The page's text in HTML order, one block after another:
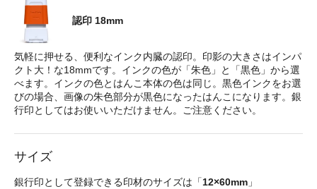
認印 18mm
気軽に押せる、便利なインク内臓の認印。印影の大きさはインパ
クト大！な18mmです。インクの色が「朱色」と「黒色」から選
べます。インクの色とはんこ本体の色は同じ。黒色インクをお選
びの場合、画像の朱色部分が黒色になったはんこになります。銀
行印としてはお使いいただけません。ご注意ください。
サイズ
銀行印として登録できる印材のサイズは「12×60mm 」